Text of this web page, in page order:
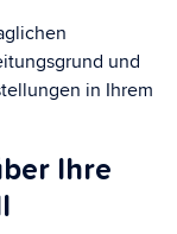
und
in Ihrem
Ihre